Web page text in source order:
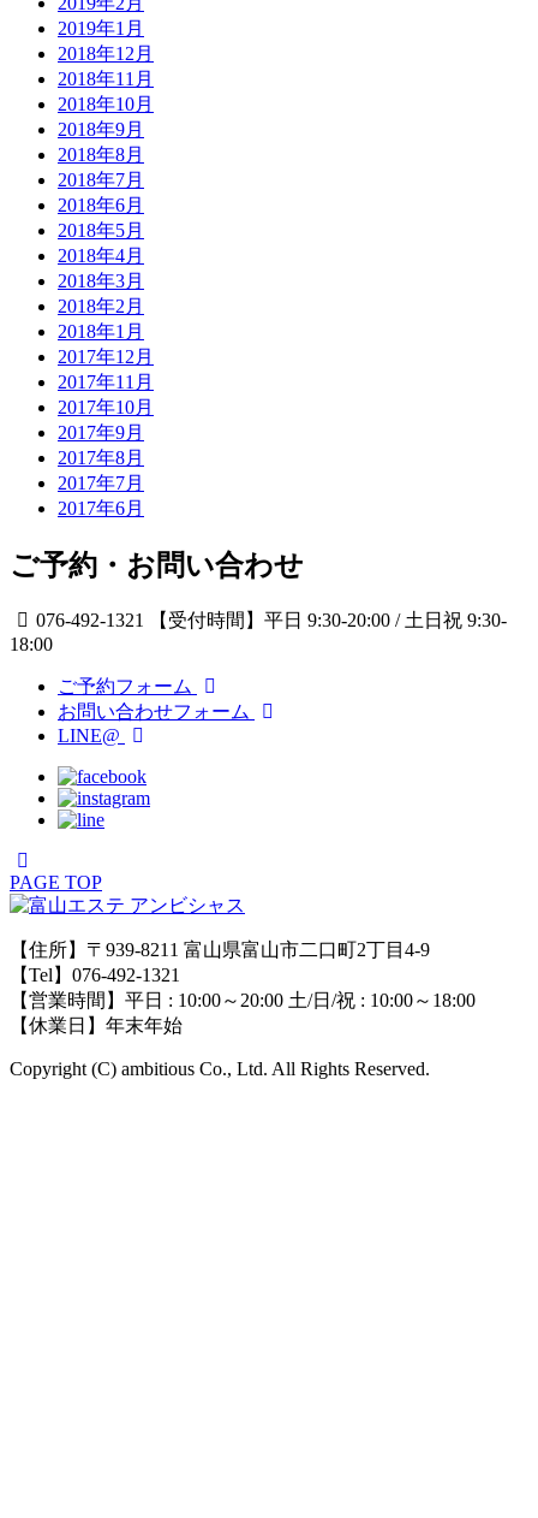
2019年1月
2018年12月
2018年11月
2018年10月
2018年9月
2018年8月
2018年7月
2018年6月
2018年5月
2018年4月
2018年3月
2018年2月
2018年1月
2017年12月
2017年11月
2017年10月
2017年9月
2017年8月
2017年7月
2017年6月
ご予約・お問い合わせ
076-492-1321
【受付時間】平日 9:30-20:00 / 土日祝 9:30-
18:00
ご予約フォーム
お問い合わせフォーム
LINE@
PAGE TOP
【住所】〒939-8211 富山県富山市二口町2丁目4-9
【Tel】076-492-1321
【営業時間】平日 : 10:00～20:00 土/日/祝 : 10:00～18:00
【休業日】年末年始
Copyright (C) ambitious Co., Ltd. All Rights Reserved.